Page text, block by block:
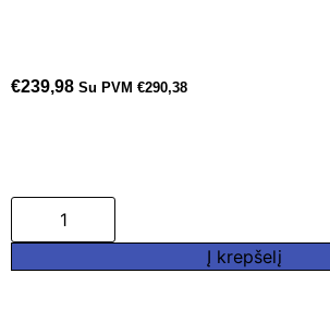
€239,98 Su PVM €290,38
Į krepšelį